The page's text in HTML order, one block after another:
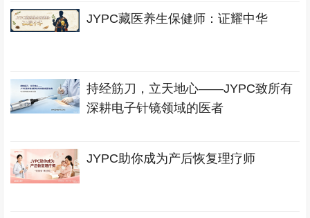
JYPC藏医养生保健师：证耀中华
持经筋刀，立天地心——JYPC致所有
深耕电子针镜领域的医者
JYPC助你成为产后恢复理疗师